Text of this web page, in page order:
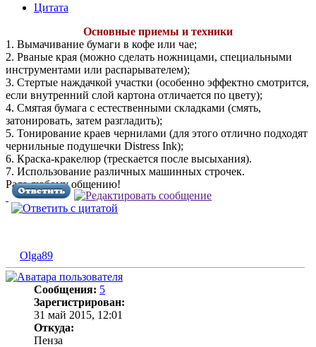
Цитата
Основные приемы и техники
1. Вымачивание бумаги в кофе или чае;
2. Рваные края (можно сделать ножницами, специальными
инструментами или распарывателем);
3. Стертые наждачкой участки (особенно эффектно смотрится,
если внутренний слой картона отличается по цвету);
4. Смятая бумага с естественными складками (смять,
затонировать, затем разгладить);
5. Тонирование краев чернилами (для этого отлично подходят
чернильные подушечки Distress Ink);
6. Краска-кракелюр (трескается после высыхания).
7. Использование различных машинных строчек.
Рада любому общению!
Olga89
Сообщения: 5
Зарегистрирован:
31 май 2015, 12:01
Откуда:
Пенза